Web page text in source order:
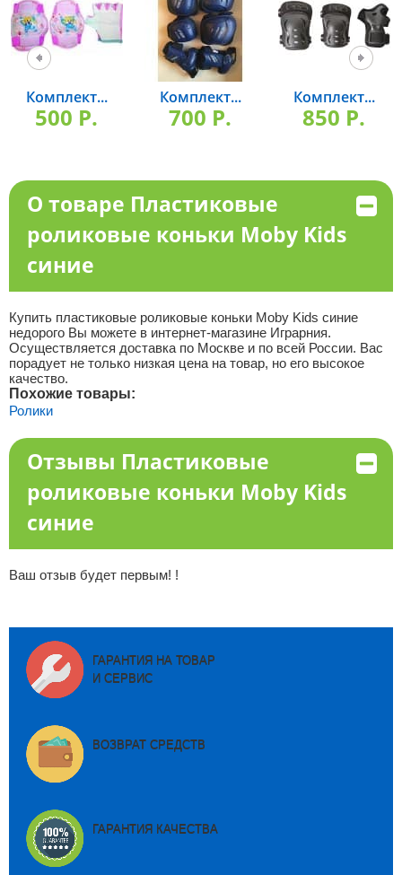
Комплект...
500 P.
Комплект...
700 P.
Комплект...
850 P.
О товаре Пластиковые
роликовые коньки Moby Kids
синие
Купить пластиковые роликовые коньки Moby Kids синие
недорого Вы можете в интернет-магазине Играрния.
Осуществляется доставка по Москве и по всей России. Вас
порадует не только низкая цена на товар, но его высокое
качество.
Похожие товары:
Ролики
Отзывы Пластиковые
роликовые коньки Moby Kids
синие
Ваш отзыв будет первым! !
ГАРАНТИЯ НА ТОВАР
И СЕРВИС
ВОЗВРАТ СРЕДСТВ
ГАРАНТИЯ КАЧЕСТВА